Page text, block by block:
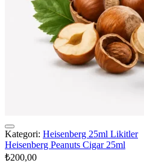
Kategori: Heisenberg 25ml Likitler
Heisenberg Peanuts Cigar 25ml
₺200,00